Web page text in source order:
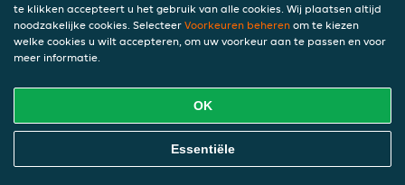
meerdere lagen met boter
€ 4,95
incl. statiegeld (€ 0,00)
Methi paratha
Indiaas bruin brood bestaande uit
meerdere lagen belegd met Indiase
Online Eten Bestellen
te klikken accepteert u het gebruik van alle cookies. Wij plaatsen altijd
noodzakelijke cookies. Selecteer Voorkeuren beheren om te kiezen
welke cookies u wilt accepteren, om uw voorkeur aan te passen en voor
meer informatie.
OK
Essentiële